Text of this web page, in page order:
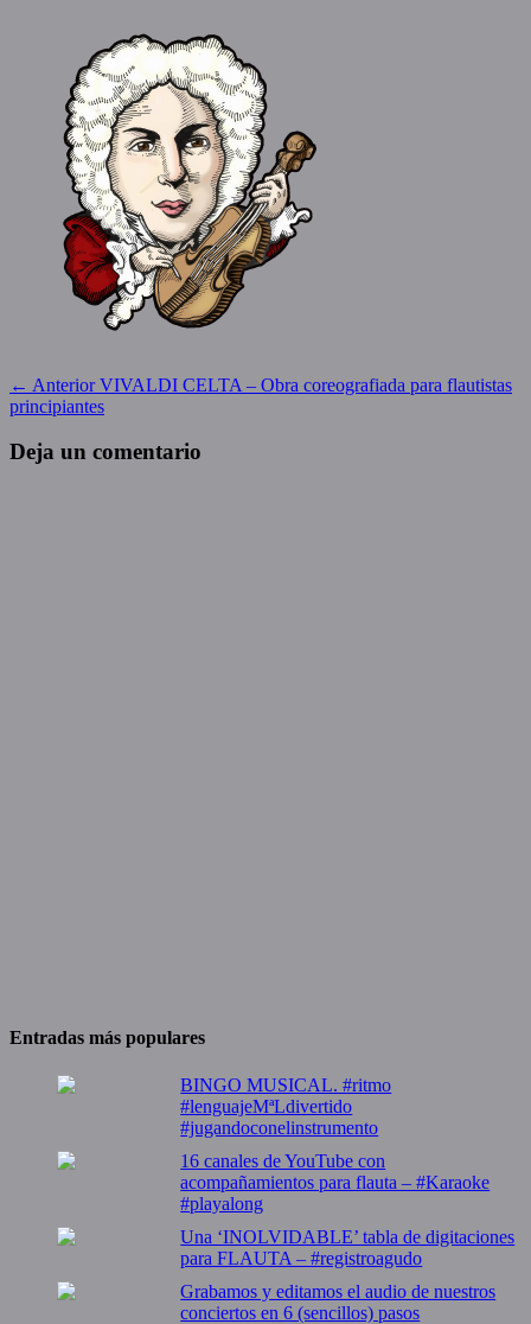
Navegación
de
entradas
← Anterior Entrada
anterior:
VIVALDI CELTA – Obra coreografiada para flautistas
principiantes
Deja un comentario
Entradas más populares
BINGO MUSICAL. #ritmo
#lenguajeMªLdivertido
#jugandoconelinstrumento
16 canales de YouTube con
acompañamientos para flauta – #Karaoke
#playalong
Una ‘INOLVIDABLE’ tabla de digitaciones
para FLAUTA – #registroagudo
Grabamos y editamos el audio de nuestros
conciertos en 6 (sencillos) pasos